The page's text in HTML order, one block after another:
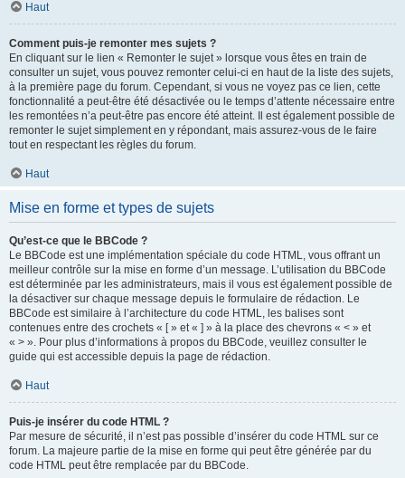
Haut
Comment puis-je remonter mes sujets ?
En cliquant sur le lien « Remonter le sujet » lorsque vous êtes en train de
consulter un sujet, vous pouvez remonter celui-ci en haut de la liste des sujets,
à la première page du forum. Cependant, si vous ne voyez pas ce lien, cette
fonctionnalité a peut-être été désactivée ou le temps d’attente nécessaire entre
les remontées n’a peut-être pas encore été atteint. Il est également possible de
remonter le sujet simplement en y répondant, mais assurez-vous de le faire
tout en respectant les règles du forum.
Haut
Mise en forme et types de sujets
Qu’est-ce que le BBCode ?
Le BBCode est une implémentation spéciale du code HTML, vous offrant un
meilleur contrôle sur la mise en forme d’un message. L’utilisation du BBCode
est déterminée par les administrateurs, mais il vous est également possible de
la désactiver sur chaque message depuis le formulaire de rédaction. Le
BBCode est similaire à l’architecture du code HTML, les balises sont
contenues entre des crochets « [ » et « ] » à la place des chevrons « < » et
« > ». Pour plus d’informations à propos du BBCode, veuillez consulter le
guide qui est accessible depuis la page de rédaction.
Haut
Puis-je insérer du code HTML ?
Par mesure de sécurité, il n’est pas possible d’insérer du code HTML sur ce
forum. La majeure partie de la mise en forme qui peut être générée par du
code HTML peut être remplacée par du BBCode.